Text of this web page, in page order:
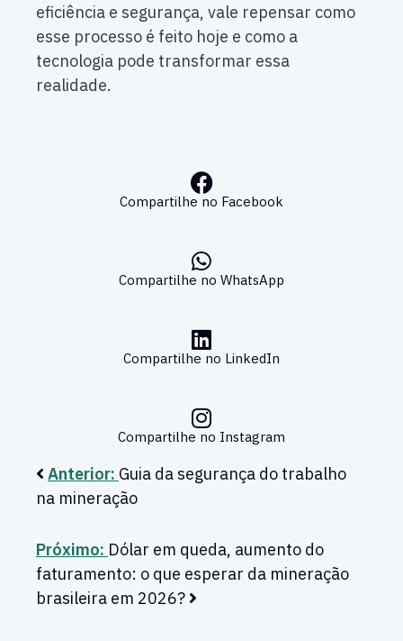
eficiência e segurança, vale repensar como
esse processo é feito hoje e como a
tecnologia pode transformar essa
realidade.
Compartilhe no Facebook
Compartilhe no WhatsApp
Compartilhe no LinkedIn
Compartilhe no Instagram
Anterior: Guia da segurança do trabalho
na mineração
Próximo: Dólar em queda, aumento do
faturamento: o que esperar da mineração
brasileira em 2026?